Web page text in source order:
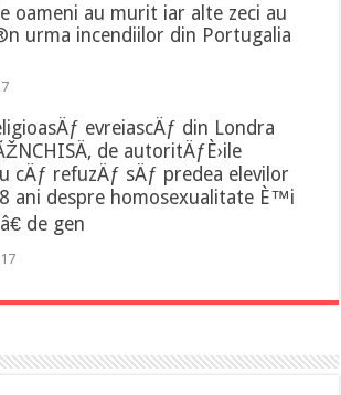
oameni au murit iar alte zeci au
urma incendiilor din Portugalia
evreiascÄƒ din Londra
de autoritÄƒÈ›ile
cÄƒ refuzÄƒ sÄƒ predea elevilor
ani despre homosexualitate È™i
de gen